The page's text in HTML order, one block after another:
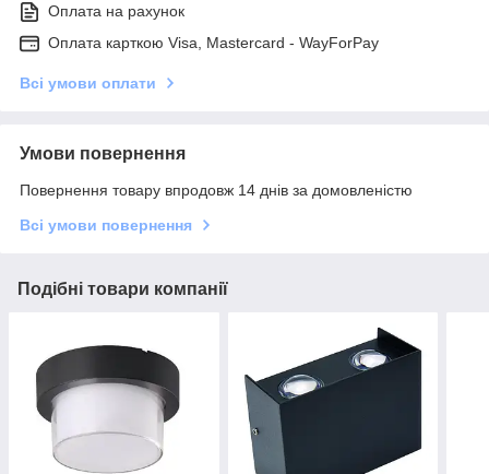
Оплата на рахунок
Оплата карткою Visa, Mastercard - WayForPay
Всі умови оплати
Умови повернення
Повернення товару впродовж 14 днів за домовленістю
Всі умови повернення
Подібні товари компанії